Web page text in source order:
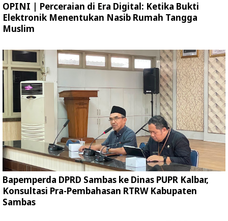
OPINI | Perceraian di Era Digital: Ketika Bukti
Elektronik Menentukan Nasib Rumah Tangga
Muslim
Bapemperda DPRD Sambas ke Dinas PUPR Kalbar,
Konsultasi Pra-Pembahasan RTRW Kabupaten
Sambas